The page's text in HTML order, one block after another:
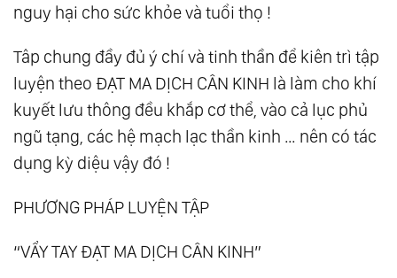
nguy hại cho sức khỏe và tuổi thọ !
Tâp chung đầy đủ ý chí và tinh thần để kiên trì tập
luyện theo ĐẠT MA DỊCH CÂN KINH là làm cho khí
kuyết lưu thông đều khắp cơ thể, vào cả lục phủ
ngũ tạng, các hệ mạch lạc thần kinh … nên có tác
dụng kỳ diệu vậy đó !
PHƯƠNG PHÁP LUYỆN TẬP
“VẨY TAY ĐẠT MA DỊCH CÂN KINH”